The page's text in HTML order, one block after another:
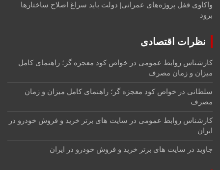
واکاوی قفل پروژه‌های عمرانی| دولت باید سراغ اصلاح ساختارها
برود
نظرات اقتصادی
کارشناس روابط عمومی در خواص کود معجزه گر؛ راهنمای کامل
میزان و زمان مصرف
سلطانی در خواص کود معجزه گر؛ راهنمای کامل میزان و زمان
مصرف
کارشناس روابط عمومی در سایت های برتر خرید و فروش خودرو در
ایران
جاویددر سایت های برتر خرید و فروش خودرو در ایران